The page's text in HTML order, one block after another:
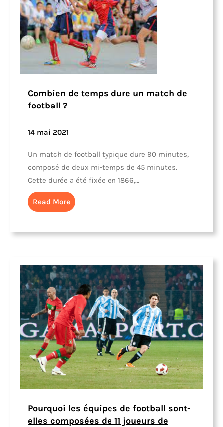
Combien de temps dure un match de
football ?
14 mai 2021
Un match de football typique dure 90 minutes,
composé de deux mi-temps de 45 minutes.
Cette durée a été fixée en 1866,…
Read More
Pourquoi les équipes de football sont-
elles composées de 11 joueurs de